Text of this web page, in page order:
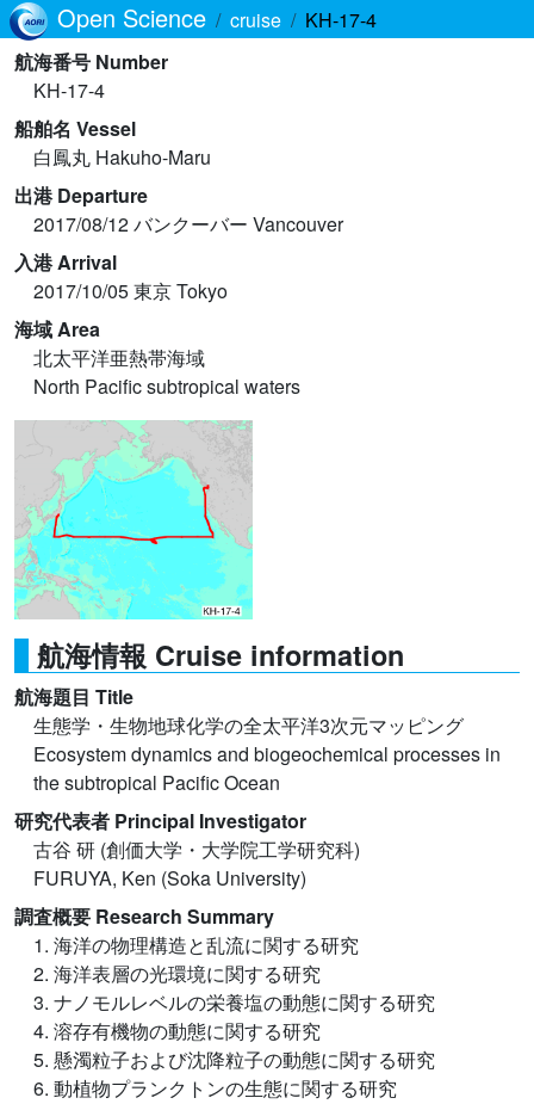
Open Science cruise
KH-17-4
航海番号 Number
KH-17-4
船舶名 Vessel
白鳳丸 Hakuho-Maru
出港 Departure
2017/08/12 バンクーバー Vancouver
入港 Arrival
2017/10/05 東京 Tokyo
海域 Area
北太平洋亜熱帯海域
North Pacific subtropical waters
航海情報 Cruise information
航海題目 Title
生態学・生物地球化学の全太平洋3次元マッピング
Ecosystem dynamics and biogeochemical processes in
the subtropical Pacific Ocean
研究代表者 Principal Investigator
古谷 研 (創価大学・大学院工学研究科)
FURUYA, Ken (Soka University)
調査概要 Research Summary
1. 海洋の物理構造と乱流に関する研究
2. 海洋表層の光環境に関する研究
3. ナノモルレベルの栄養塩の動態に関する研究
4. 溶存有機物の動態に関する研究
5. 懸濁粒子および沈降粒子の動態に関する研究
6. 動植物プランクトンの生態に関する研究